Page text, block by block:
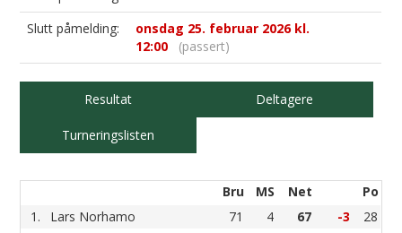
Slutt påmelding:
onsdag 25. februar 2026 kl.
12:00 (passert)
Resultat Deltagere
Turneringslisten
Bru MS Net
Po
1.
Lars Norhamo 71 4 67 -3
28